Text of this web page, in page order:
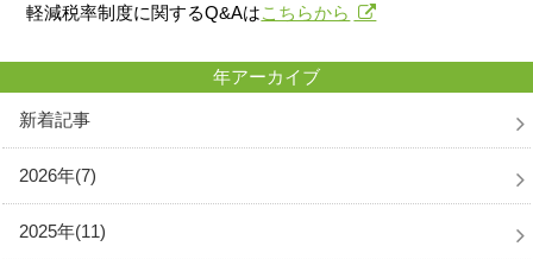
軽減税率制度に関するQ&Aはこちらから
年アーカイブ
新着記事
2026年(7)
2025年(11)